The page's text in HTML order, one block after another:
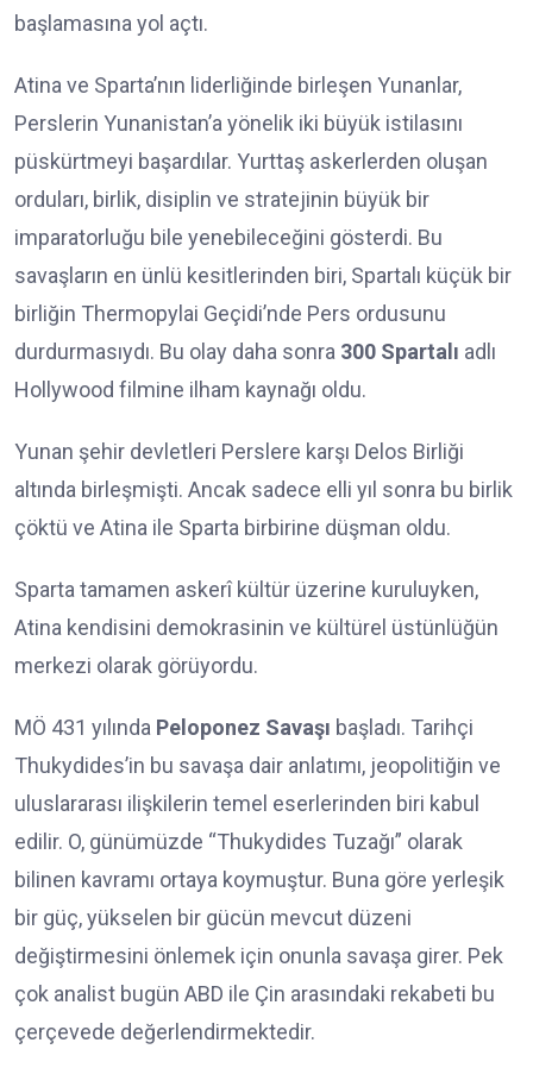
başlamasına yol açtı.
Atina ve Sparta’nın liderliğinde birleşen Yunanlar,
Perslerin Yunanistan’a yönelik iki büyük istilasını
püskürtmeyi başardılar. Yurttaş askerlerden oluşan
orduları, birlik, disiplin ve stratejinin büyük bir
imparatorluğu bile yenebileceğini gösterdi. Bu
savaşların en ünlü kesitlerinden biri, Spartalı küçük bir
birliğin Thermopylai Geçidi’nde Pers ordusunu
durdurmasıydı. Bu olay daha sonra 300 Spartalı adlı
Hollywood filmine ilham kaynağı oldu.
Yunan şehir devletleri Perslere karşı Delos Birliği
altında birleşmişti. Ancak sadece elli yıl sonra bu birlik
çöktü ve Atina ile Sparta birbirine düşman oldu.
Sparta tamamen askerî kültür üzerine kuruluyken,
Atina kendisini demokrasinin ve kültürel üstünlüğün
merkezi olarak görüyordu.
MÖ 431 yılında Peloponez Savaşı başladı. Tarihçi
Thukydides’in bu savaşa dair anlatımı, jeopolitiğin ve
uluslararası ilişkilerin temel eserlerinden biri kabul
edilir. O, günümüzde “Thukydides Tuzağı” olarak
bilinen kavramı ortaya koymuştur. Buna göre yerleşik
bir güç, yükselen bir gücün mevcut düzeni
değiştirmesini önlemek için onunla savaşa girer. Pek
çok analist bugün ABD ile Çin arasındaki rekabeti bu
çerçevede değerlendirmektedir.